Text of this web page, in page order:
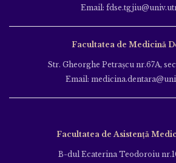
Email:
Facultatea de Medicină
Str. Gheorghe Petraşcu nr.67A,
Email:
Facultatea de Asistență
B-dul Ecaterina Teodoroiu